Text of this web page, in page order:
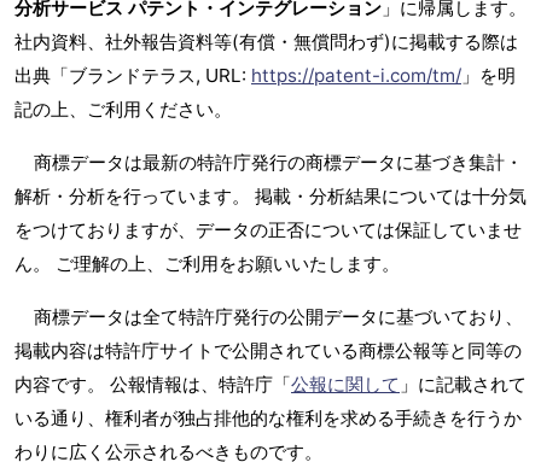
分析サービス パテント・インテグレーション 」に帰属します。
社内資料、社外報告資料等(有償・無償問わず)に掲載する際は
出典「ブランドテラス, URL: https://patent-i.com/tm/ 」を明
記の上、ご利用ください。
商標データは最新の特許庁発行の商標データに基づき集計・
解析・分析を行っています。 掲載・分析結果については十分気
をつけておりますが、データの正否については保証していませ
ん。 ご理解の上、ご利用をお願いいたします。
商標データは全て特許庁発行の公開データに基づいており、
掲載内容は特許庁サイトで公開されている商標公報等と同等の
内容です。 公報情報は、特許庁「公報に関して 」に記載されて
いる通り、権利者が独占排他的な権利を求める手続きを行うか
わりに広く公示されるべきものです。